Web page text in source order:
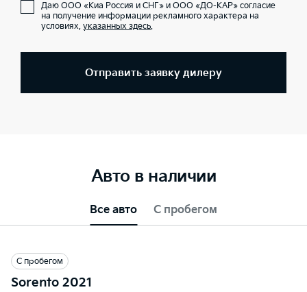
Даю ООО «Киа Россия и СНГ» и ООО «ДО-КАР» согласие
на получение информации рекламного характера на
условиях, указанных здесь.
Отправить заявку дилеру
Авто в наличии
Все авто С пробегом
С пробегом
Sorento 2021